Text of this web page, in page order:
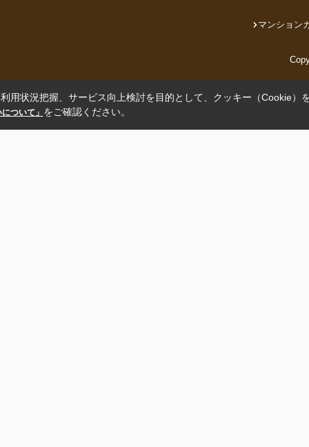
マンション
用状況把握、サービス向上検討を目的として、クッキー（Cookie）
ついて」 をご確認ください。